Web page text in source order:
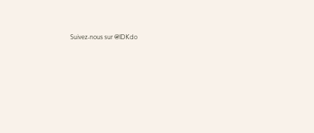
Suivez-nous sur @IDKdo